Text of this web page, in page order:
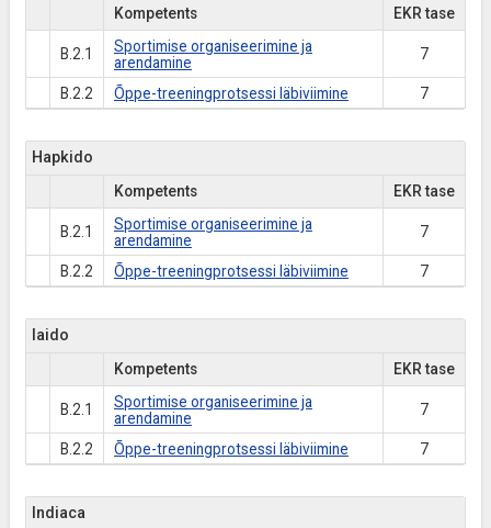
Kompetents EKR tase
B.2.1
Sportimise organiseerimine ja
arendamine
7
B.2.2 Õppe-treeningprotsessi läbiviimine 7
Hapkido
Kompetents EKR tase
B.2.1
Sportimise organiseerimine ja
arendamine
7
B.2.2 Õppe-treeningprotsessi läbiviimine 7
Iaido
Kompetents EKR tase
B.2.1
Sportimise organiseerimine ja
arendamine
7
B.2.2 Õppe-treeningprotsessi läbiviimine 7
Indiaca